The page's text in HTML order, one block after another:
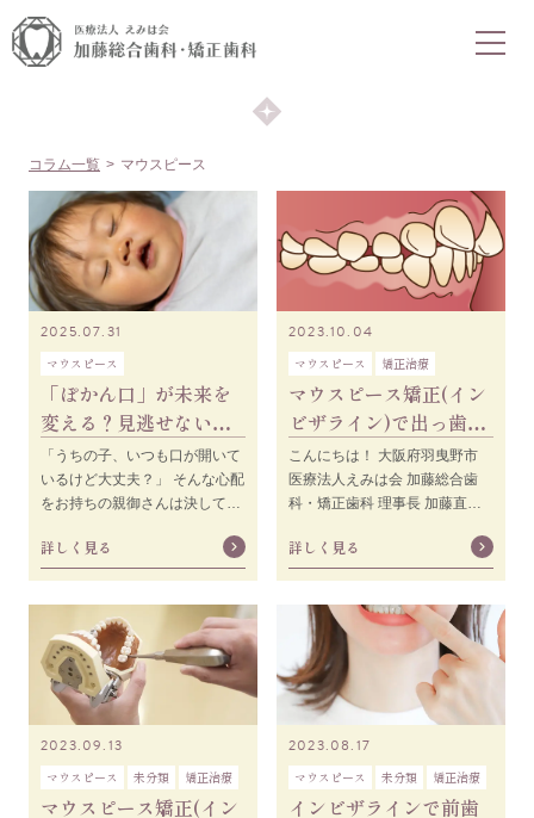
COLUMN
コラム
コラム一覧 マウスピース
2025.07.31
マウスピース
「ぽかん口」が未来を
変える？見逃せない子
どもの歯並びと健康の
関係
「うちの子、いつも口が開いて
いるけど大丈夫？」 そんな心配
をお持ちの親御さんは決して珍
んの何気ない
詳しく見る
2023.10.04
マウスピース 矯正治療
マウスピース矯正(イン
ビザライン)で出っ歯は
治せる？！出っ歯で悩
んでいる方にオス
こんにちは！ 大阪府羽曳野市
医療法人えみは会 加藤総合歯
科・矯正歯科 理事長 加藤直之
く見られる歯並びで
詳しく見る
2023.09.13
マウスピース 未分類 矯正治療
マウスピース矯正(イン
2023.08.17
マウスピース 未分類 矯正治療
インビザラインで前歯